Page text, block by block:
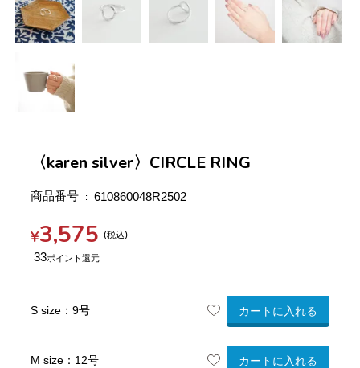
〈karen silver〉CIRCLE RING
商品番号 610860048R2502
¥3,575 税込
33
S size：9号 カートに入れる
M size：12号 カートに入れる